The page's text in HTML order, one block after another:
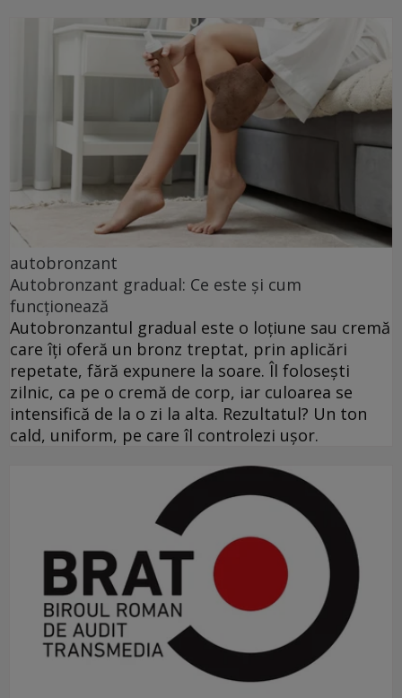
autobronzant
Autobronzant gradual: Ce este și cum
funcționează
Autobronzantul gradual este o loțiune sau cremă
care îți oferă un bronz treptat, prin aplicări
repetate, fără expunere la soare. Îl folosești
zilnic, ca pe o cremă de corp, iar culoarea se
intensifică de la o zi la alta. Rezultatul? Un ton
cald, uniform, pe care îl controlezi ușor.